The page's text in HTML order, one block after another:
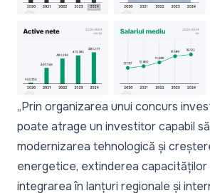
„Prin organizarea unui concurs
poate atrage un investitor capabil
modernizarea tehnologică și
energetice, extinderea capacităților
integrarea în lanțuri regionale și